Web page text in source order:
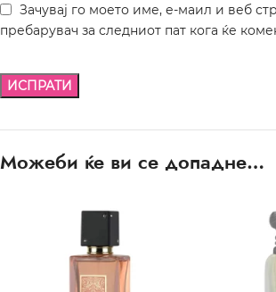
Зачувај го моето име, е-маил и веб
пребарувач за следниот пат кога ќе
Можеби ќе ви се допадне…